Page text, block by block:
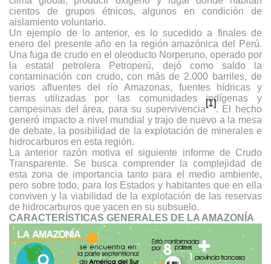
cientos de grupos étnicos, algunos en condición de
aislamiento voluntario.
Un ejemplo de lo anterior, es lo sucedido a finales de
enero del presente año en la región amazónica del Perú.
Una fuga de crudo en el oleoducto Norperuno, operado por
la estatal petrolera Petroperú, dejó como saldo la
contaminación con crudo, con más de 2.000 barriles, de
varios afluentes del río Amazonas, fuentes hídricas y
tierras utilizadas por las comunidades indígenas y
campesinas del área, para su supervivencia
[1]
. El hecho
generó impacto a nivel mundial y trajo de nuevo a la mesa
de debate, la posibilidad de la explotación de minerales e
hidrocarburos en esta región.
La anterior razón motiva el siguiente informe de Crudo
Transparente. Se busca comprender la complejidad de
esta zona de importancia tanto para el medio ambiente,
pero sobre todo, para los Estados y habitantes que en ella
conviven y la viabilidad de la explotación de las reservas
de hidrocarburos que yacen en su subsuelo.
CARACTERÍSTICAS GENERALES DE LA AMAZONÍA